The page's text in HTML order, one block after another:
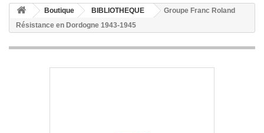
Boutique BIBLIOTHEQUE
Groupe Franc Roland
Résistance en Dordogne 1943-1945